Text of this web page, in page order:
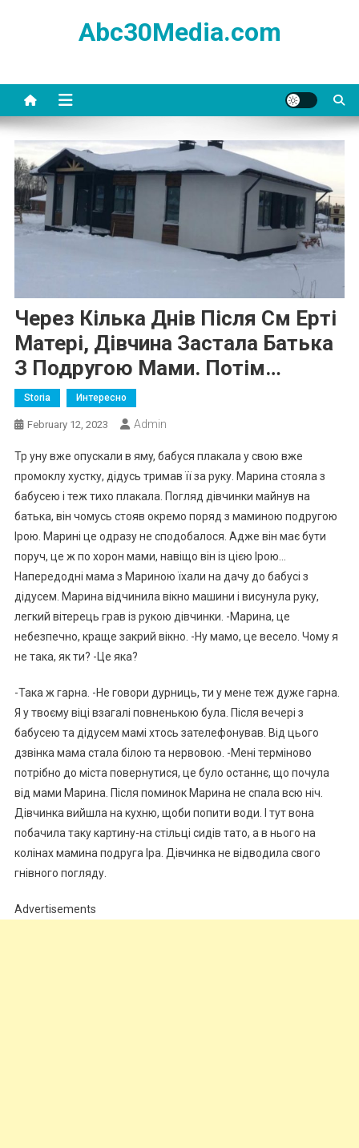
Abc30Media.com
Через Кілька Днів Після См Еpті
Матері, Дівчина Заcтала Батька
З Подругою Мами. Потім…
Storia Интересно
February 12, 2023 Admin
Тр yну вже опускали в ямy, бабуся плакала у свою вже
промоклу хустку, дідусь тримав її за руку. Марина стояла з
бабусею і теж тихо плакала. Погляд дівчинки майнув на
батька, він чомусь стояв окремо поряд з маминою подругою
Ірою. Марині це одразу не сподобалося. Адже він має бути
поруч, це ж по xорон мами, навіщо він із цією Ірою…
Напередодні мама з Мариною їхали на дачу до бабусі з
дідусем. Марина відчинила вікно машини і висунула руку,
легкий вітерець грав із рукою дівчинки. -Марина, це
небeзпечно, краще закрий вікно. -Ну мамо, це весело. Чому я
не така, як ти? -Це яка?
-Така ж гарна. -Не говори дyрниць, ти у мене теж дуже гарна.
Я у твоєму віці взагалі повненькою була. Після вечері з
бабусею та дідусем мамі хтось зателефонував. Від цього
дзвінка мама стала білою та нервовою. -Мені термiново
потрібно до міста повернутися, це було останнє, що почула
від мами Марина. Після поминок Марина не спала всю ніч.
Дівчинка вийшла на кухню, щоби попити води. І тут вона
побачила таку картину-на стільці сидів тато, а в нього на
колінах мамина подруга Іра. Дівчинка не відводила свого
гнівного погляду.
Advertisements